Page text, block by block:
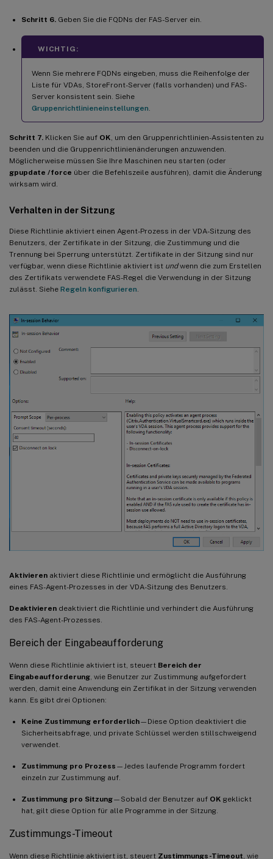
Schritt 6. Geben Sie die FQDNs der FAS-Server ein.
WICHTIG:
Wenn Sie mehrere FQDNs eingeben, muss die Reihenfolge der
Liste für VDAs, StoreFront-Server (falls vorhanden) und FAS-
Server konsistent sein. Siehe
Gruppenrichtlinieneinstellungen.
Schritt 7. Klicken Sie auf OK, um den Gruppenrichtlinien-Assistenten zu
beenden und die Gruppenrichtlinienänderungen anzuwenden.
Möglicherweise müssen Sie Ihre Maschinen neu starten (oder
gpupdate /force über die Befehlszeile ausführen), damit die Änderung
wirksam wird.
Verhalten in der Sitzung
Diese Richtlinie aktiviert einen Agent-Prozess in der VDA-Sitzung des
Benutzers, der Zertifikate in der Sitzung, die Zustimmung und die
Trennung bei Sperrung unterstützt. Zertifikate in der Sitzung sind nur
verfügbar, wenn diese Richtlinie aktiviert ist undwenn die zum Erstellen
des Zertifikats verwendete FAS-Regel die Verwendung in der Sitzung
zulässt. Siehe Regeln konfigurieren.
Aktivieren aktiviert diese Richtlinie und ermöglicht die Ausführung
eines FAS-Agent-Prozesses in der VDA-Sitzung des Benutzers.
Deaktivieren deaktiviert die Richtlinie und verhindert die Ausführung
des FAS-Agent-Prozesses.
Bereich der Eingabeaufforderung
Wenn diese Richtlinie aktiviert ist, steuert Bereich der
Eingabeaufforderung, wie Benutzer zur Zustimmung aufgefordert
werden, damit eine Anwendung ein Zertifikat in der Sitzung verwenden
kann. Es gibt drei Optionen:
Keine Zustimmung erforderlich—Diese Option deaktiviert die
Sicherheitsabfrage, und private Schlüssel werden stillschweigend
verwendet.
Zustimmung pro Prozess —Jedes laufende Programm fordert
einzeln zur Zustimmung auf.
Zustimmung pro Sitzung—Sobald der Benutzer auf OK geklickt
hat, gilt diese Option für alle Programme in der Sitzung.
Zustimmungs-Timeout
Wenn diese Richtlinie aktiviert ist, steuert Zustimmungs-Timeout, wie